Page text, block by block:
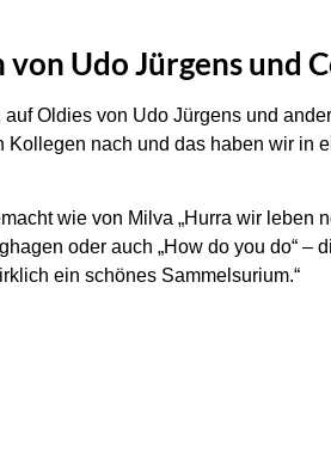
Udo Jürgens und
Oldies von Udo Jürgens und
Kollegen nach und das haben wir in
wie von Milva „Hurra wir leben
oder auch „How do you do“
ein schönes Sammelsurium.“